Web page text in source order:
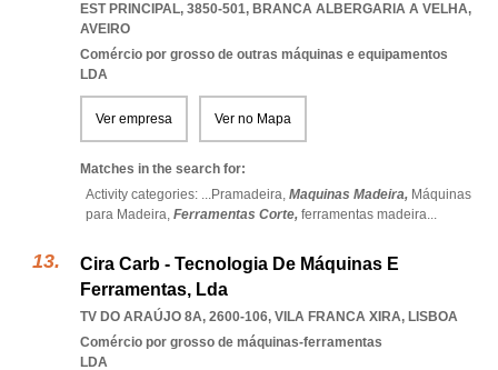
EST PRINCIPAL, 3850-501, BRANCA ALBERGARIA A VELHA,
AVEIRO
Comércio por grosso de outras máquinas e equipamentos
LDA
Ver empresa Ver no Mapa
Matches in the search for:
Activity categories: ...Pramadeira, Maquinas Madeira, Máquinas
para Madeira, Ferramentas Corte, ferramentas madeira...
Cira Carb - Tecnologia De Máquinas E
Ferramentas, Lda
TV DO ARAÚJO 8A, 2600-106, VILA FRANCA XIRA, LISBOA
Comércio por grosso de máquinas-ferramentas
LDA